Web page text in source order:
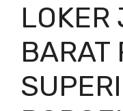
LOKER
BARAT